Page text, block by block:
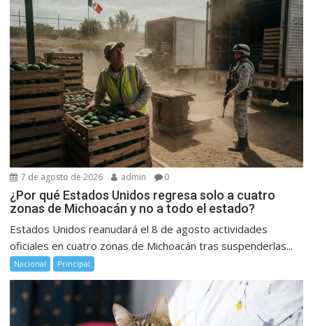
7 de agosto de 2026 admin 0
¿Por qué Estados Unidos regresa solo a cuatro
zonas de Michoacán y no a todo el estado?
Estados Unidos reanudará el 8 de agosto actividades
oficiales en cuatro zonas de Michoacán tras suspenderlas...
Nacional Principal